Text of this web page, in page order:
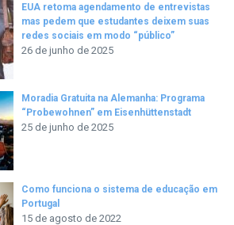
EUA retoma agendamento de entrevistas
mas pedem que estudantes deixem suas
redes sociais em modo “público”
26 de junho de 2025
Moradia Gratuita na Alemanha: Programa
“Probewohnen” em Eisenhüttenstadt
25 de junho de 2025
Como funciona o sistema de educação em
Portugal
15 de agosto de 2022